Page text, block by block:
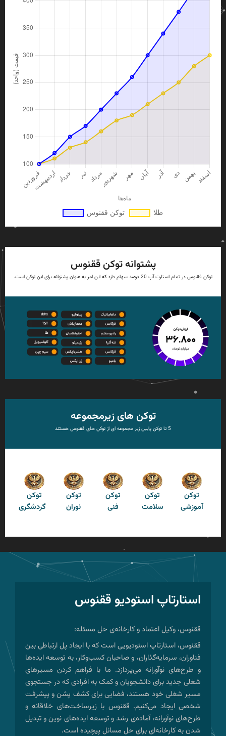
پشتوانه توکن ققنوس
توکن ققنوس در تمام استارت آپ 20 درصد سهام دارد که این امر به عنوان پشتوانه برای این توکن است.
توکن های زیرمجموعه
5 تا توکن پایین زیر مجموعه ای از توکن های ققنوس هستند
توکن
آموزشی
توکن
سلامت
توکن
فنی
توکن
نوران
توکن
گردشگری
استارتاپ استودیو ققنوس
ققنوس، وکیل اعتماد و کارخانه‌ی حل مسئله:
ققنوس، استارتاپ استودیویی است که با ایجاد پل ارتباطی بین
فناوران، سرمایه‌گذاران، و صاحبان کسب‌وکار، به توسعه ایده‌ها
و طرح‌های نوآورانه می‌پردازد. ما با فراهم کردن مسیرهای
شغلی جدید برای دانشجویان و کمک به افرادی که در جستجوی
مسیر شغلی خود هستند، فضایی برای کشف پشن و پیشرفت
شخصی ایجاد می‌کنیم. ققنوس با زیرساخت‌های خلاقانه و
طرح‌های نوآورانه، آماده‌ی رشد و توسعه ایده‌های نوین و تبدیل
شدن به کارخانه‌ای برای حل مسائل پیچیده است.